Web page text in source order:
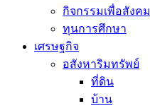
กิจกรรมเพื่อสังคม
ทุนการศึกษา
เศรษฐกิจ
อสังหาริมทรัพย์
ที่ดิน
บ้าน